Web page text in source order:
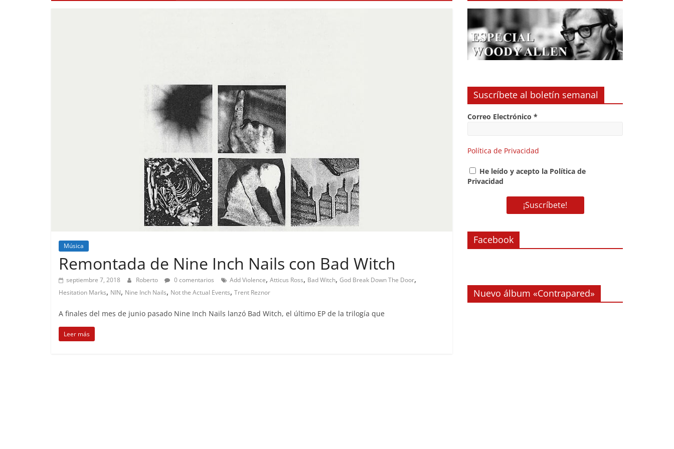
Música
Remontada de Nine Inch Nails con Bad Witch
septiembre 7, 2018 Roberto 0 comentarios Add Violence, Atticus Ross, Bad Witch, God Break Down The Door,
Hesitation Marks, NIN, Nine Inch Nails, Not the Actual Events, Trent Reznor
A finales del mes de junio pasado Nine Inch Nails lanzó Bad Witch, el último EP de la trilogía que
Leer más
Suscríbete al boletín semanal
Correo Electrónico *
Política de Privacidad
He leído y acepto la Política de
Privacidad
Facebook
Nuevo álbum «Contrapared»